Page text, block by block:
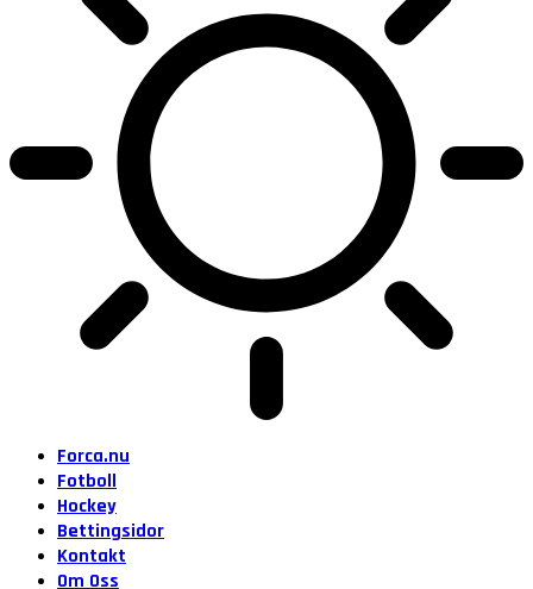
Forca.nu
Fotboll
Hockey
Bettingsidor
Kontakt
Om Oss